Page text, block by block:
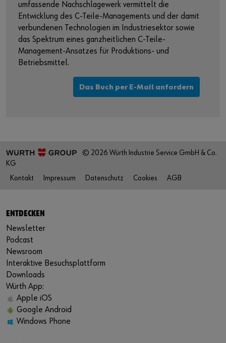
umfassende Nachschlagewerk vermittelt die
Entwicklung des C-Teile-Managements und der damit
verbundenen Technologien im Industriesektor sowie
das Spektrum eines ganzheitlichen C-Teile-
Management-Ansatzes für Produktions- und
Betriebsmittel.
Das Buch per E-Mail anfordern
© 2026 Würth Industrie Service GmbH & Co.
KG
Kontakt
Impressum Datenschutz Cookies AGB
ENTDECKEN
Newsletter
Podcast
Newsroom
Interaktive Besuchsplattform
Downloads
Würth App:
Apple iOS
Google Android
Windows Phone